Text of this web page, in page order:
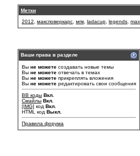
Метки
2012
максповеркарс мпк ladacup legends
Ваши права в разделе
Вы не можете создавать новые темы
Вы не можете отвечать в темах
Вы не можете прикреплять вложения
Вы не можете редактировать свои сообщения
BB коды Вкл.
Смайлы Вкл.
[IMG] код Вкл.
HTML код Выкл.
Правила форума